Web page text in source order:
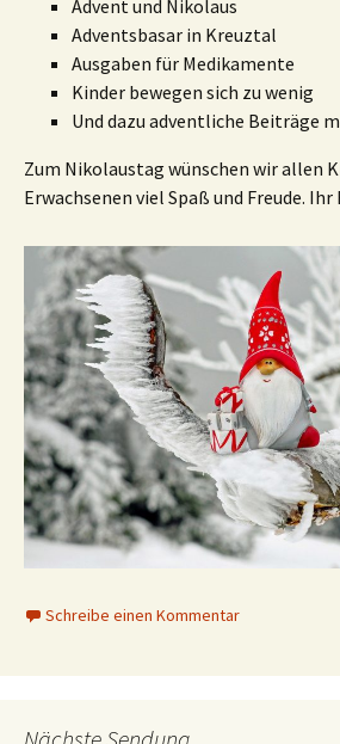
Advent und Nikolaus
Adventsbasar in Kreuztal
Ausgaben für Medikamente
Kinder bewegen sich zu wenig
Und dazu adventliche Beiträge
Zum Nikolaustag wünschen wir allen
Erwachsenen viel Spaß und Freude.
Schreibe einen Kommentar